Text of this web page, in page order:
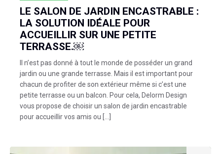
LE SALON DE JARDIN ENCASTRABLE :
LA SOLUTION IDÉALE POUR
ACCUEILLIR SUR UNE PETITE
TERRASSE.￼
Il n’est pas donné à tout le monde de posséder un grand
jardin ou une grande terrasse. Mais il est important pour
chacun de profiter de son extérieur même si c’est une
petite terrasse ou un balcon. Pour cela, Delorm Design
vous propose de choisir un salon de jardin encastrable
pour accueillir vos amis ou […]